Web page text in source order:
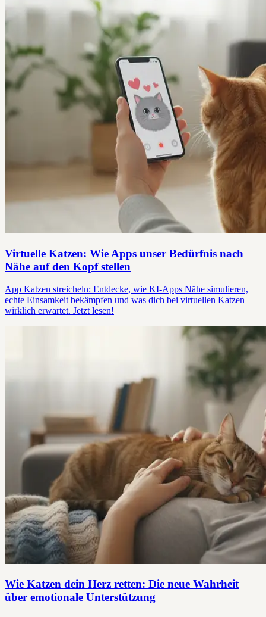
Virtuelle Katzen: Wie Apps unser Bedürfnis nach
Nähe auf den Kopf stellen
App Katzen streicheln: Entdecke, wie KI-Apps Nähe simulieren,
echte Einsamkeit bekämpfen und was dich bei virtuellen Katzen
wirklich erwartet. Jetzt lesen!
Wie Katzen dein Herz retten: Die neue Wahrheit
über emotionale Unterstützung